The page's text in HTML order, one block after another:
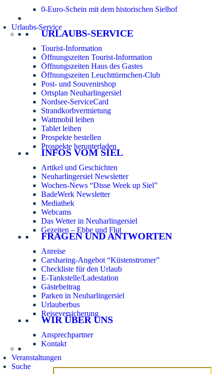
0-Euro-Schein mit dem historischen Sielhof
Urlaubs-Service
URLAUBS-SERVICE
Tourist-Information
Öffnungszeiten Tourist-Information
Öffnungszeiten Haus des Gastes
Öffnungszeiten Leuchttürmchen-Club
Post- und Souvenirshop
Ortsplan Neuharlingersiel
Nordsee-ServiceCard
Strandkorbvermietung
Wattmobil leihen
Tablet leihen
Prospekte bestellen
Prospekte herunterladen
INFOS VOM SIEL
Artikel und Geschichten
Neuharlingersiel Newsletter
Wochen-News “Disse Week up Siel”
BadeWerk Newsletter
Mediathek
Webcams
Das Wetter in Neuharlingersiel
Gezeiten – Ebbe und Flut
FRAGEN UND ANTWORTEN
Anreise
Carsharing-Angebot “Küstenstromer”
Checkliste für den Urlaub
E-Tankstelle/Ladestation
Gästebeitrag
Parken in Neuharlingersiel
Urlauberbus
Reiseversicherung
WIR ÜBER UNS
Ansprechpartner
Kontakt
Veranstaltungen
Suche